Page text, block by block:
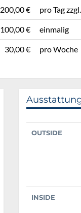
200,00 € pro Tag
100,00 € einmalig
30,00 € pro Woche
OUTSIDE
INSIDE